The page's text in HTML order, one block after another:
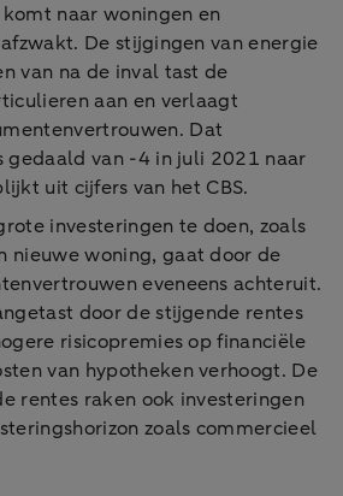
naar woningen en
De stijgingen van energie
van na de inval tast de
aan en verlaagt
Dat
gedaald van -4 in juli 2021 naar
uit cijfers van het CBS.
investeringen te doen, zoals
nieuwe woning, gaat door de
eveneens achteruit.
door de stijgende rentes
risicopremies op financiële
van hypotheken verhoogt. De
rentes raken ook investeringen
zoals commercieel